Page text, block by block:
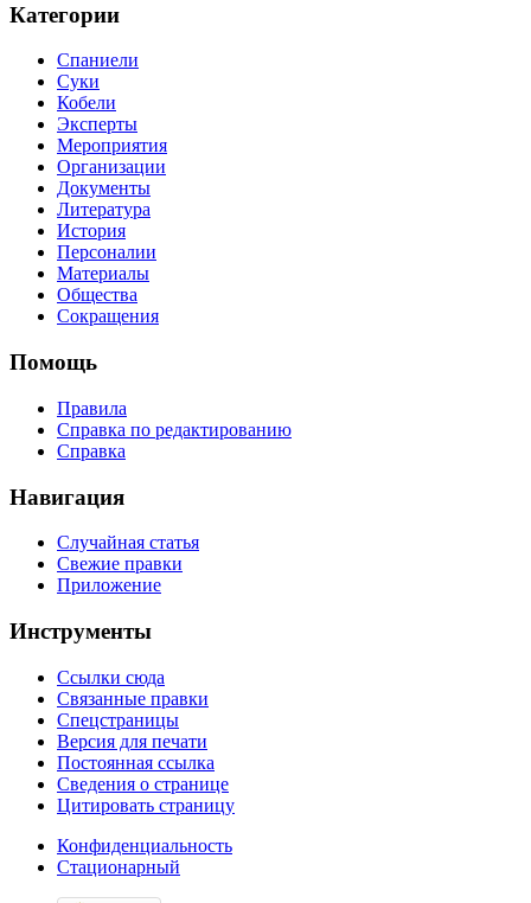
Категории
Спаниели
Суки
Кобели
Эксперты
Мероприятия
Организации
Документы
Литература
История
Персоналии
Материалы
Общества
Сокращения
Помощь
Правила
Справка по редактированию
Справка
Навигация
Случайная статья
Свежие правки
Приложение
Инструменты
Ссылки сюда
Связанные правки
Спецстраницы
Версия для печати
Постоянная ссылка
Сведения о странице
Цитировать страницу
Конфиденциальность
Стационарный